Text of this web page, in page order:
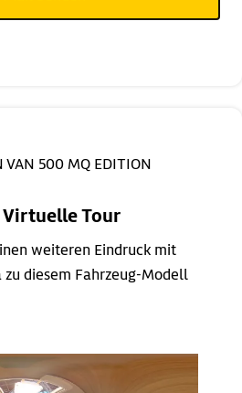
VAN 500 MQ EDITION
Virtuelle Tour
weiteren Eindruck mit
zu diesem Fahrzeug-Modell